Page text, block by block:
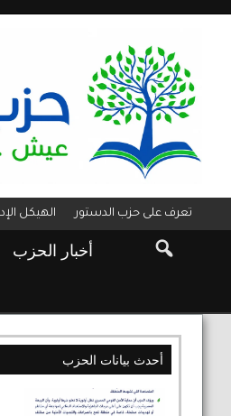
الهيكل تعرف على حزب الدستور
أخبار الحزب
أحدث بيانات الحزب